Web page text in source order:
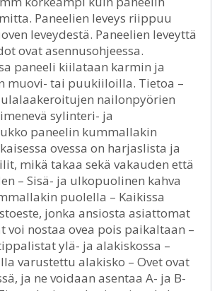
Paneelien leveys riippuu
leveydestä. Paneelien leveyttä
ovat asennusohjeessa.
paneeli kiilataan karmin ja
muovi- tai puukiiloilla. Tietoa –
nailonpyörien
sylinteri- ja
paneelin kummallakin
ovessa on harjaslista ja
mikä takaa sekä vakauden että
– Sisä- ja ulkopuolinen kahva
puolella – Kaikissa
jonka ansiosta asiattomat
voi nostaa ovea pois paikaltaan –
ylä- ja alakiskossa –
varustettu alakisko – Ovet ovat
ja ne voidaan asentaa A- ja B-